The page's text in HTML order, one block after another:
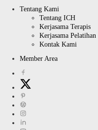
Tentang Kami
Tentang ICH
Kerjasama Terapis
Kerjasama Pelatihan
Kontak Kami
Member Area